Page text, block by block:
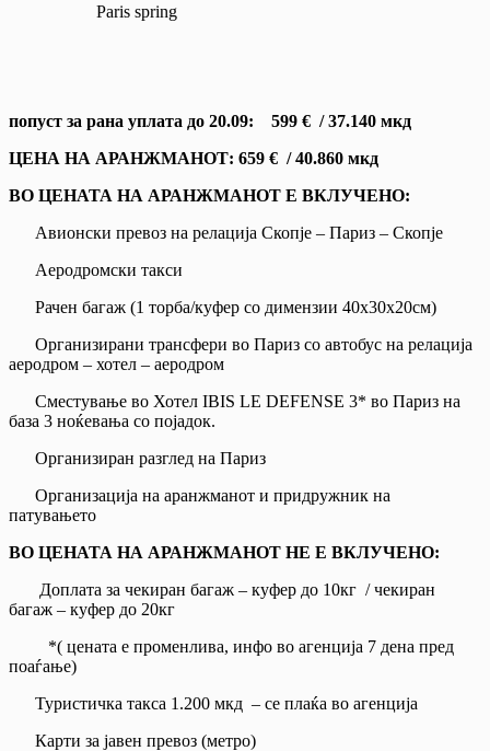
Paris spring
попуст за ранa уплатa до 20.09: 599 € / 37.140 мкд
ЦЕНА НА АРАНЖМАНОТ: 659 € / 40.860 мкд
ВО ЦЕНАТА НА АРАНЖМАНОТ Е ВКЛУЧЕНО:
Авионски превоз на релација Скопје – Париз – Скопје
Аеродромски такси
Рачен багаж (1 торба/куфер со димензии 40х30х20см)
Организирани трансфери во Париз со автобус на релација
аеродром – хотел – аеродром
Сместување во Хотел IBIS LE DEFENSE 3* во Париз на
база 3 ноќевања со појадок.
Организиран разглед на Париз
Организација на аранжманот и придружник на
патувањето
ВО ЦЕНАТА НА АРАНЖМАНОТ НЕ Е ВКЛУЧЕНО:
Доплата за чекиран багаж – куфер до 10кг / чекиран
багаж – куфер до 20кг
*( цената е променлива, инфо во агенција 7 дена пред
поаѓање)
Туристичка такса 1.200 мкд – се плаќа во агенција
Карти за јавен превоз (метро)